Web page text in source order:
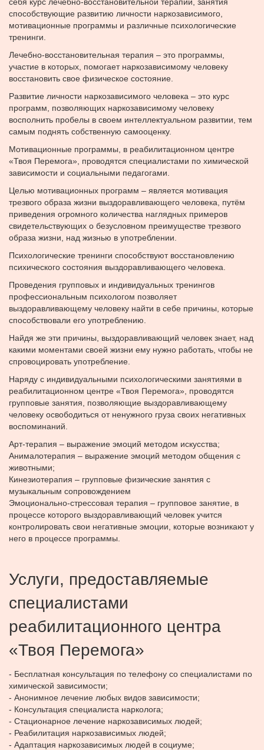
способствующие развитию личности наркозависимого,
мотивационные программы и различные психологические
тренинги.
Лечебно-восстановительная терапия – это программы,
участие в которых, помогает наркозависимому человеку
восстановить свое физическое состояние.
Развитие личности наркозависимого человека – это курс
программ, позволяющих наркозависимому человеку
восполнить пробелы в своем интеллектуальном развитии, тем
самым поднять собственную самооценку.
Мотивационные программы, в реабилитационном центре
«Твоя Перемога», проводятся специалистами по химической
зависимости и социальными педагогами.
Целью мотивационных программ – является мотивация
трезвого образа жизни выздоравливающего человека, путём
приведения огромного количества наглядных примеров
свидетельствующих о безусловном преимуществе трезвого
образа жизни, над жизнью в употреблении.
Психологические тренинги способствуют восстановлению
психического состояния выздоравливающего человека.
Проведения групповых и индивидуальных тренингов
профессиональным психологом позволяет
выздоравливающему человеку найти в себе причины, которые
способствовали его употреблению.
Найдя же эти причины, выздоравливающий человек знает, над
какими моментами своей жизни ему нужно работать, чтобы не
спровоцировать употребление.
Наряду с индивидуальными психологическими занятиями в
реабилитационном центре «Твоя Перемога», проводятся
групповые занятия, позволяющие выздоравливающему
человеку освободиться от ненужного груза своих негативных
воспоминаний.
Арт-терапия – выражение эмоций методом искусства;
Анималотерапия – выражение эмоций методом общения с
животными;
Кинезиотерапия – групповые физические занятия с
музыкальным сопровождением
Эмоционально-стрессовая терапия – групповое занятие, в
процессе которого выздоравливающий человек учится
контролировать свои негативные эмоции, которые возникают у
него в процессе программы.
Услуги, предоставляемые
специалистами
реабилитационного центра
«Твоя Перемога»
- Бесплатная консультация по телефону со специалистами по
химической зависимости;
- Анонимное лечение любых видов зависимости;
- Консультация специалиста нарколога;
- Стационарное лечение наркозависимых людей;
- Реабилитация наркозависимых людей;
- Адаптация наркозависимых людей в социуме;